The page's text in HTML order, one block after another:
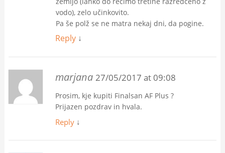
vodo), zelo učinkovito.
Pa še polž se ne matra nekaj dni, da pogine.
Reply ↓
marjana27/05/2017 at 09:08
Prosim, kje kupiti Finalsan AF Plus ?
Prijazen pozdrav in hvala.
Reply ↓